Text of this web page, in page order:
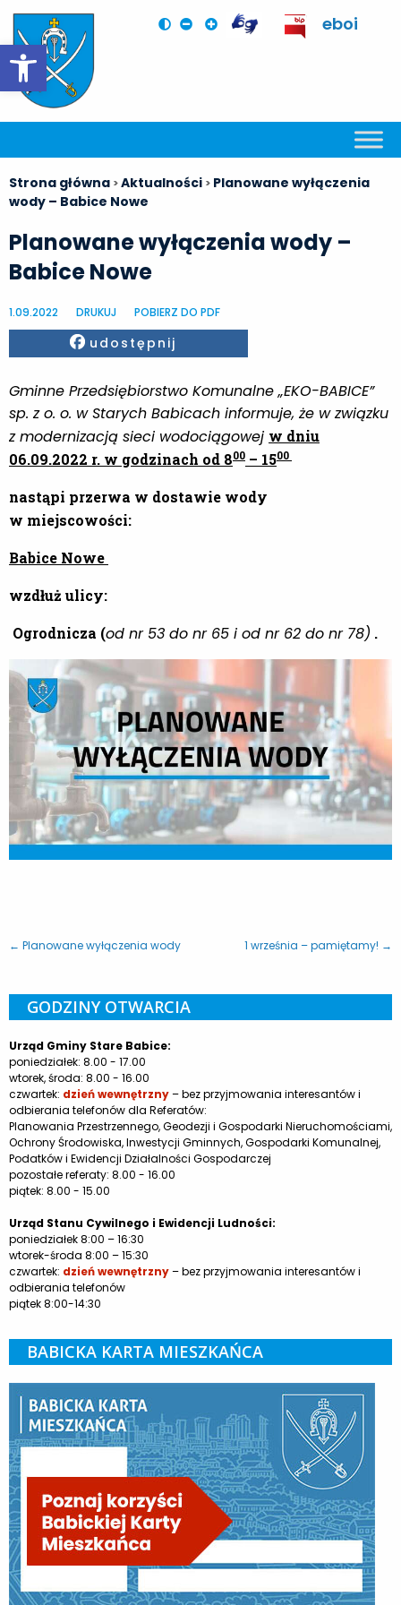
Otwórz pasek narzędzi
eboi
Strona główna >Aktualności > Planowane wyłączenia
wody – Babice Nowe
Planowane wyłączenia wody –
Babice Nowe
1.09.2022 DRUKUJ POBIERZ DO PDF
Facebook
udostępnij
Gminne Przedsiębiorstwo Komunalne „EKO-BABICE”
sp. z o. o. w Starych Babicach informuje, że w związku
z modernizacją sieci wodociągowej w dniu
06.09.2022 r. w godzinach od 800 – 1500
nastąpi przerwa w dostawie wody
w miejscowości:
Babice Nowe
wzdłuż ulicy:
Ogrodnicza (od nr 53 do nr 65 i od nr 62 do nr 78) .
← Planowane wyłączenia wody 1 września – pamiętamy! →
GODZINY OTWARCIA
Urząd Gminy Stare Babice:
poniedziałek: 8.00 - 17.00
wtorek, środa: 8.00 - 16.00
czwartek: dzień wewnętrzny– bez przyjmowania interesantów i
odbierania telefonów dla Referatów:
Planowania Przestrzennego, Geodezji i Gospodarki Nieruchomościami,
Ochrony Środowiska, Inwestycji Gminnych, Gospodarki Komunalnej,
Podatków i Ewidencji Działalności Gospodarczej
pozostałe referaty: 8.00 - 16.00
piątek: 8.00 - 15.00
Urząd Stanu Cywilnego i Ewidencji Ludności:
poniedziałek 8:00 – 16:30
wtorek-środa 8:00 – 15:30
czwartek: dzień wewnętrzny– bez przyjmowania interesantów i
odbierania telefonów
piątek 8:00-14:30
BABICKA KARTA MIESZKAŃCA